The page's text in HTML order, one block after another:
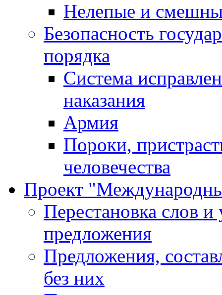
Нелепые и
Безопасность
порядка
Система
наказания
Армия
Пороки,
человечества
Проект
Перестановка слов
предложения
Предложения,
без них